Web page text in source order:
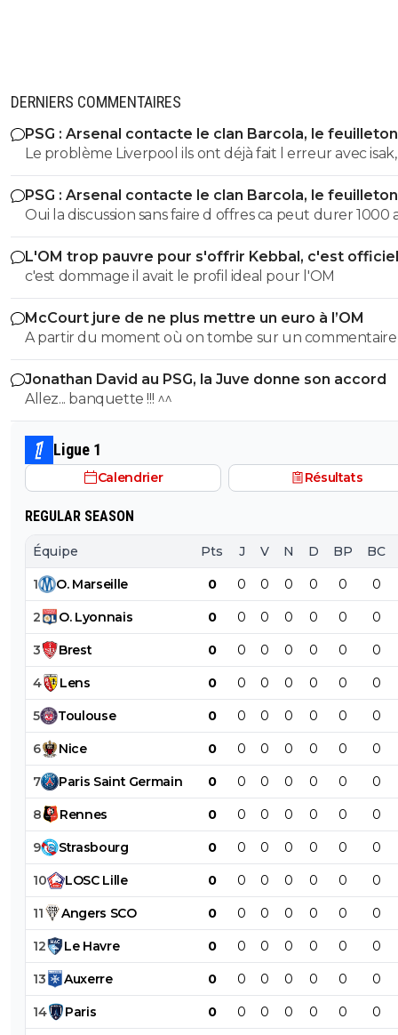
DERNIERS COMMENTAIRES
PSG : Arsenal contacte le clan Barcola, le feuilleton
relancé
Le problème Liverpool ils ont déjà fait l erreur avec isak,
feront plus la même erreur, surtout que Slot est plus la ,
feront plus la même erreur
PSG : Arsenal contacte le clan Barcola, le feuilleton
relancé
Oui la discussion sans faire d offres ca peut durer 1000
ils veulent, la discussion ne veut rien dire
L'OM trop pauvre pour s'offrir Kebbal, c'est officiel
c'est dommage il avait le profil ideal pour l'OM
McCourt jure de ne plus mettre un euro à l’OM
A partir du moment où on tombe sur un
Raymonde on sait qu'on tombe sur un commentaire
teubé 😂🤣🤣 PS: ce crétin prétend qu'un commentaire avec
emoji est un commentaire de teubé? C'est marrant sur
Twitter/X Obama, Musk et tout un tas de prix Nobel
énormément les emojis... Encore des teubés c'est ça?
de Raymonde va, encore une fois bâchée 😂🤣🤣
Jonathan David au PSG, la Juve donne son accord
Allez... banquette !!! ^^
Ligue 1
Calendrier Résultats
REGULAR SEASON
Équipe Pts J V N D BP BC
1 O. Marseille 0 0 0 0 0 0 0
2 O. Lyonnais 0 0 0 0 0 0 0
3 Brest 0 0 0 0 0 0 0
4 Lens 0 0 0 0 0 0 0
5 Toulouse 0 0 0 0 0 0 0
6 Nice 0 0 0 0 0 0 0
7 Paris Saint Germain 0 0 0 0 0 0 0
8 Rennes 0 0 0 0 0 0 0
9 Strasbourg 0 0 0 0 0 0 0
10 LOSC Lille 0 0 0 0 0 0 0
11 Angers SCO 0 0 0 0 0 0 0
12 Le Havre 0 0 0 0 0 0 0
13 Auxerre 0 0 0 0 0 0 0
14 Paris 0 0 0 0 0 0 0